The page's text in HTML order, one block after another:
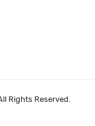
Rights Reserved.